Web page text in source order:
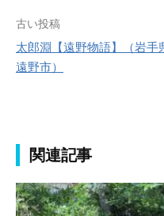
投
稿
ゲ
ー
シ
古い投稿
太郎淵【遠野物語】（岩手
遠野市）
関連記事